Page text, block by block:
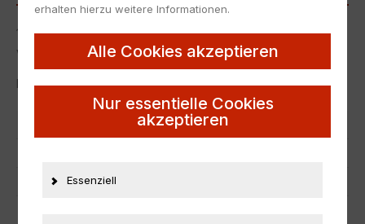
1:43 Maisto Mercedes G500 W463 Pullback blue DEALER
VERSION
Neu in Originalverpackung.
16586
Hersteller
erhalten hierzu weitere Informationen.
Alle Cookies akzeptieren
Nur essentielle Cookies
akzeptieren
Essenziell